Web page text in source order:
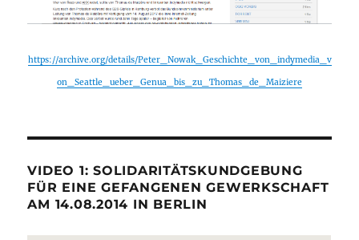
https://archive.org/details/Peter_Nowak_Geschichte_von_indymedia_v
on_Seattle_ueber_Genua_bis_zu_Thomas_de_Maiziere
VIDEO 1: SOLIDARITÄTSKUNDGEBUNG
FÜR EINE GEFANGENEN GEWERKSCHAFT
AM 14.08.2014 IN BERLIN